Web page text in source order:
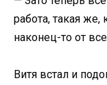
работа, такая
наконец-то от
Витя встал и